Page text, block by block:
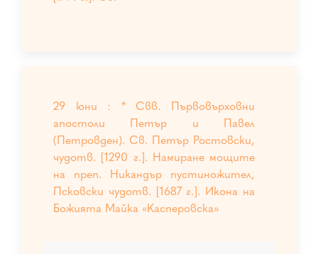
29 юни : * Свв. Първовърховни
апостоли Петър и Павел
(Петровден). Св. Петър Ростовски,
чудотв. [1290 г.]. Намиране мощите
на преп. Никандър пустиножител,
Псковски чудотв. [1687 г.]. Икона на
Божията Майка «Касперовска»